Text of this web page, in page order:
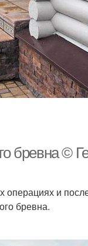
бревна ©
и
бревна.